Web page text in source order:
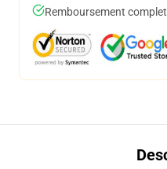
Remboursement